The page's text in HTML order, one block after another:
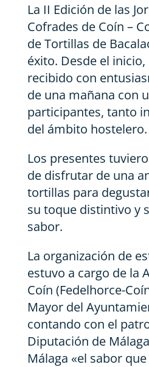
La II Edición de las
Cofrades de Coín –
de Tortillas de
éxito. Desde el
recibido con
de una mañana con
participantes, tanto
del ámbito hostelero.
Los presentes
de disfrutar de una
tortillas para
su toque distintivo y
sabor.
La organización de
estuvo a cargo de la
Coín (Fedelhorce-
Mayor del
contando con el
Diputación de
Málaga «el sabor